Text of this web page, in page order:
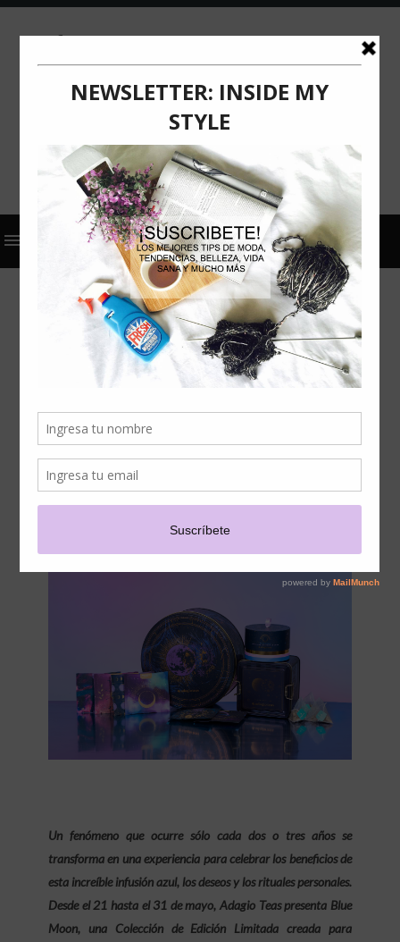
2026 ACTUALIZACIÓN ADAGIO TEAS
COMUNICADO DE PRENSA
BLUE MOON BY ADAGIO
TEAS: UNA EDICIÓN
LIMITADA PARA CONECTAR
CON LA LUNA AZUL DESDE
EL RITUAL DEL TÉ
Un fenómeno que ocurre sólo cada dos o tres años se
transforma en una experiencia para celebrar los beneficios de
esta increíble infusión azul, los deseos y los rituales personales.
Desde el 21 hasta el 31 de mayo, Adagio Teas presenta Blue
Moon, una Colección de Edición Limitada creada para